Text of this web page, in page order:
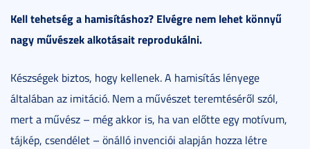
Kell tehetség a hamisításhoz? Elvégre nem lehet könnyű
nagy művészek alkotásait reprodukálni.
Készségek biztos, hogy kellenek. A hamisítás lényege
általában az imitáció. Nem a művészet teremtéséről szól,
mert a művész – még akkor is, ha van előtte egy motívum,
tájkép, csendélet – önálló invenciói alapján hozza létre